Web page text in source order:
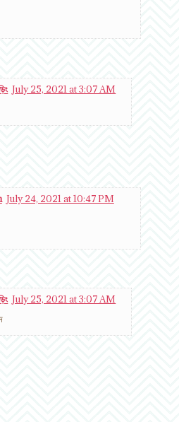
July 25, 2021 at 3:07 AM
July 24, 2021 at 10:47 PM
July 25, 2021 at 3:07 AM